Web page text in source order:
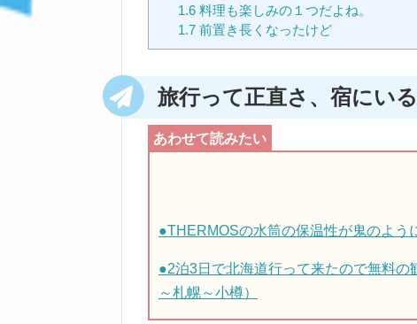
1.6料理も楽しみの１つだよね。
1.7前置き長くなったけど
旅行って正直さ、宿にい
●THERMOSの水筒の保温性が鬼のよう
●2泊3日で北海道行って来たので無料
～札幌～小樽）